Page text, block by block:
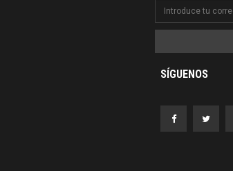
SÍGUENOS